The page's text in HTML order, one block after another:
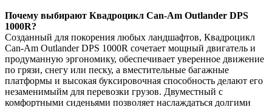
Почему выбирают Квадроцикл Can-Am Outlander DPS
1000R?
Созданный для покорения любых ландшафтов, Квадроцикл
Can-Am Outlander DPS 1000R сочетает мощный двигатель и
продуманную эргономику, обеспечивает уверенное движение
по грязи, снегу или песку, а вместительные багажные
платформы и высокая буксировочная способность делают его
незаменимыйм для перевозки грузов. Двуместный с
комфортными сиденьями позволяет наслаждаться долгими